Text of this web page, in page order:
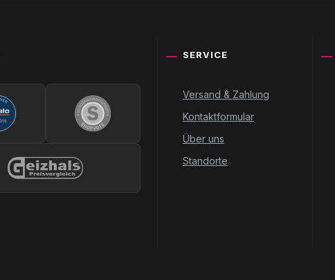
SERVICE
Versand & Zahlung
Kontaktformular
Über uns
Standorte